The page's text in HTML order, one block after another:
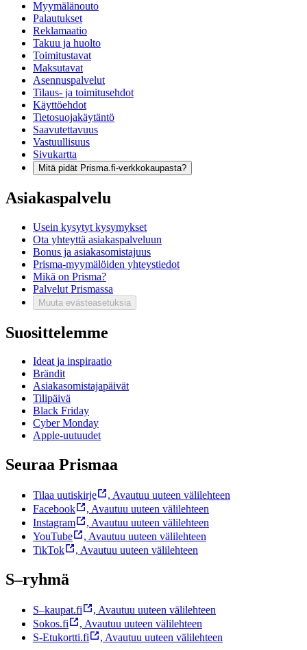
Myymälänouto
Palautukset
Reklamaatio
Takuu ja huolto
Toimitustavat
Maksutavat
Asennuspalvelut
Tilaus- ja toimitusehdot
Käyttöehdot
Tietosuojakäytäntö
Saavutettavuus
Vastuullisuus
Sivukartta
Mitä pidät Prisma.fi-verkkokaupasta?
Asiakaspalvelu
Usein kysytyt kysymykset
Ota yhteyttä asiakaspalveluun
Bonus ja asiakasomistajuus
Prisma-myymälöiden yhteystiedot
Mikä on Prisma?
Palvelut Prismassa
Muuta evästeasetuksia
Suosittelemme
Ideat ja inspiraatio
Brändit
Asiakasomistajapäivät
Tilipäivä
Black Friday
Cyber Monday
Apple-uutuudet
Seuraa Prismaa
Tilaa uutiskirje , Avautuu uuteen välilehteen
Facebook
, Avautuu uuteen välilehteen
Instagram
, Avautuu uuteen välilehteen
YouTube
, Avautuu uuteen välilehteen
TikTok
, Avautuu uuteen välilehteen
S–ryhmä
S–kaupat.fi , Avautuu uuteen välilehteen
Sokos.fi
, Avautuu uuteen välilehteen
S-Etukortti.fi
, Avautuu uuteen välilehteen